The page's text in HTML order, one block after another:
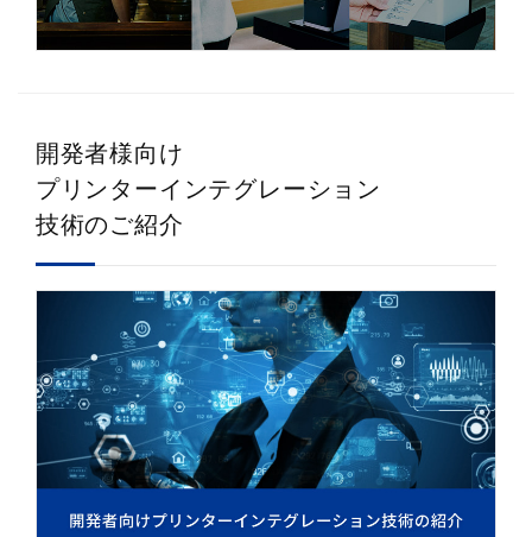
開発者様向け
プリンターインテグレーション
技術のご紹介